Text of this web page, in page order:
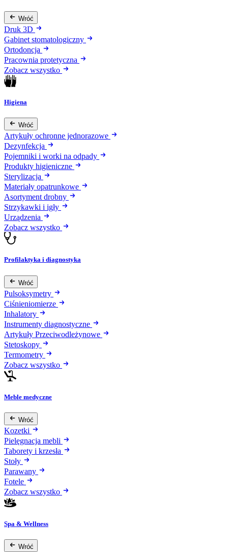
Wróć
Druk 3D
Gabinet stomatologiczny
Ortodoncja
Pracownia protetyczna
Zobacz wszystko
Higiena
Wróć
Artykuły ochronne jednorazowe
Dezynfekcja
Pojemniki i worki na odpady
Produkty higieniczne
Sterylizacja
Materiały opatrunkowe
Asortyment drobny
Strzykawki i igły
Urządzenia
Zobacz wszystko
Profilaktyka i diagnostyka
Wróć
Pulsoksymetry
Ciśnieniomierze
Inhalatory
Instrumenty diagnostyczne
Artykuły Przeciwodleżynowe
Stetoskopy
Termometry
Zobacz wszystko
Meble medyczne
Wróć
Kozetki
Pielęgnacja mebli
Taborety i krzesła
Stoły
Parawany
Fotele
Zobacz wszystko
Spa & Wellness
Wróć